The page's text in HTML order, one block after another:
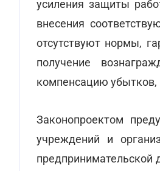
усиления защиты
внесения
отсутствуют нормы,
получение
компенсацию убытков,
Законопроектом
учреждений и
предпринимательской